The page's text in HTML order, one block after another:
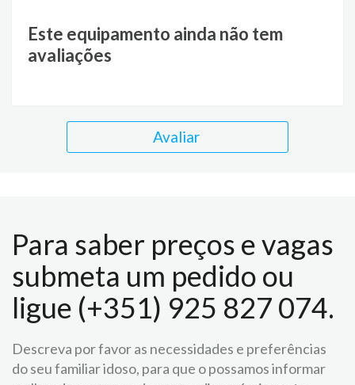
Este equipamento ainda não tem
avaliações
Avaliar
Para saber preços e vagas
submeta um pedido ou
ligue (+351) 925 827 074.
Descreva por favor as necessidades e preferências
do seu familiar idoso, para que o possamos informar